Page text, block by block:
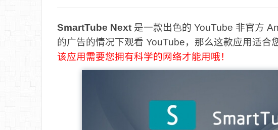
SmartTube Next 是一款出色的 YouTube 非官方
的广告的情况下观看 YouTube，那么这款应用适合
该应用需要您拥有科学的网络才能用哦！